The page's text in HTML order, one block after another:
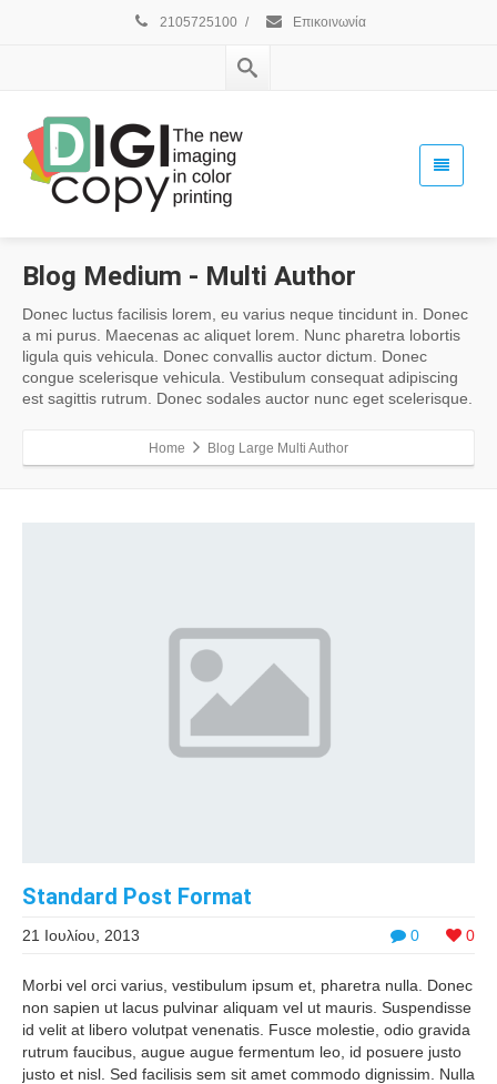
2105725100 / Επικοινωνία
Blog Medium - Multi Author
Donec luctus facilisis lorem, eu varius neque tincidunt in. Donec
a mi purus. Maecenas ac aliquet lorem. Nunc pharetra lobortis
ligula quis vehicula. Donec convallis auctor dictum. Donec
congue scelerisque vehicula. Vestibulum consequat adipiscing
est sagittis rutrum. Donec sodales auctor nunc eget scelerisque.
Home Blog Large Multi Author
Standard Post Format
0 0
21 Ιουλίου, 2013
Morbi vel orci varius, vestibulum ipsum et, pharetra nulla. Donec
non sapien ut lacus pulvinar aliquam vel ut mauris. Suspendisse
id velit at libero volutpat venenatis. Fusce molestie, odio gravida
rutrum faucibus, augue augue fermentum leo, id posuere justo
justo et nisl. Sed facilisis sem sit amet commodo dignissim. Nulla